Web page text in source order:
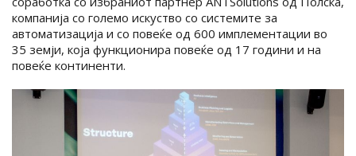
компанија со големо искуство со системите за
автоматизација и со повеќе од 600 имплементации во
35 земји, која функционира повеќе од 17 години и на
повеќе континенти.